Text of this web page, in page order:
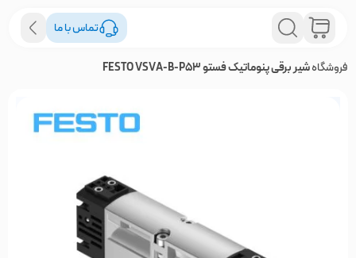
تماس با ما
فروشگاهشیر برقی پنوماتیک فستو FESTO VSVA-B-P53